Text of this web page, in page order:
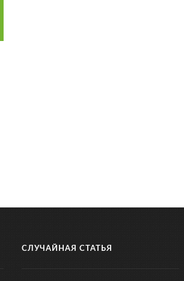
СЛУЧАЙНАЯ СТАТЬЯ